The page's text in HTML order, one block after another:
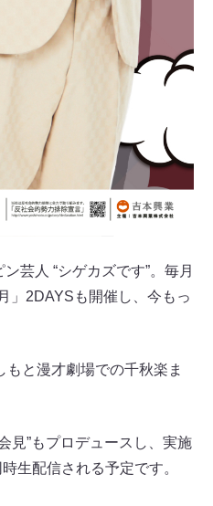
芸人 “シゲカズです”。毎月
」2DAYSも開催し、今もっ
と漫才劇場での千秋楽ま
見”もプロデュースし、実施
生配信される予定です。